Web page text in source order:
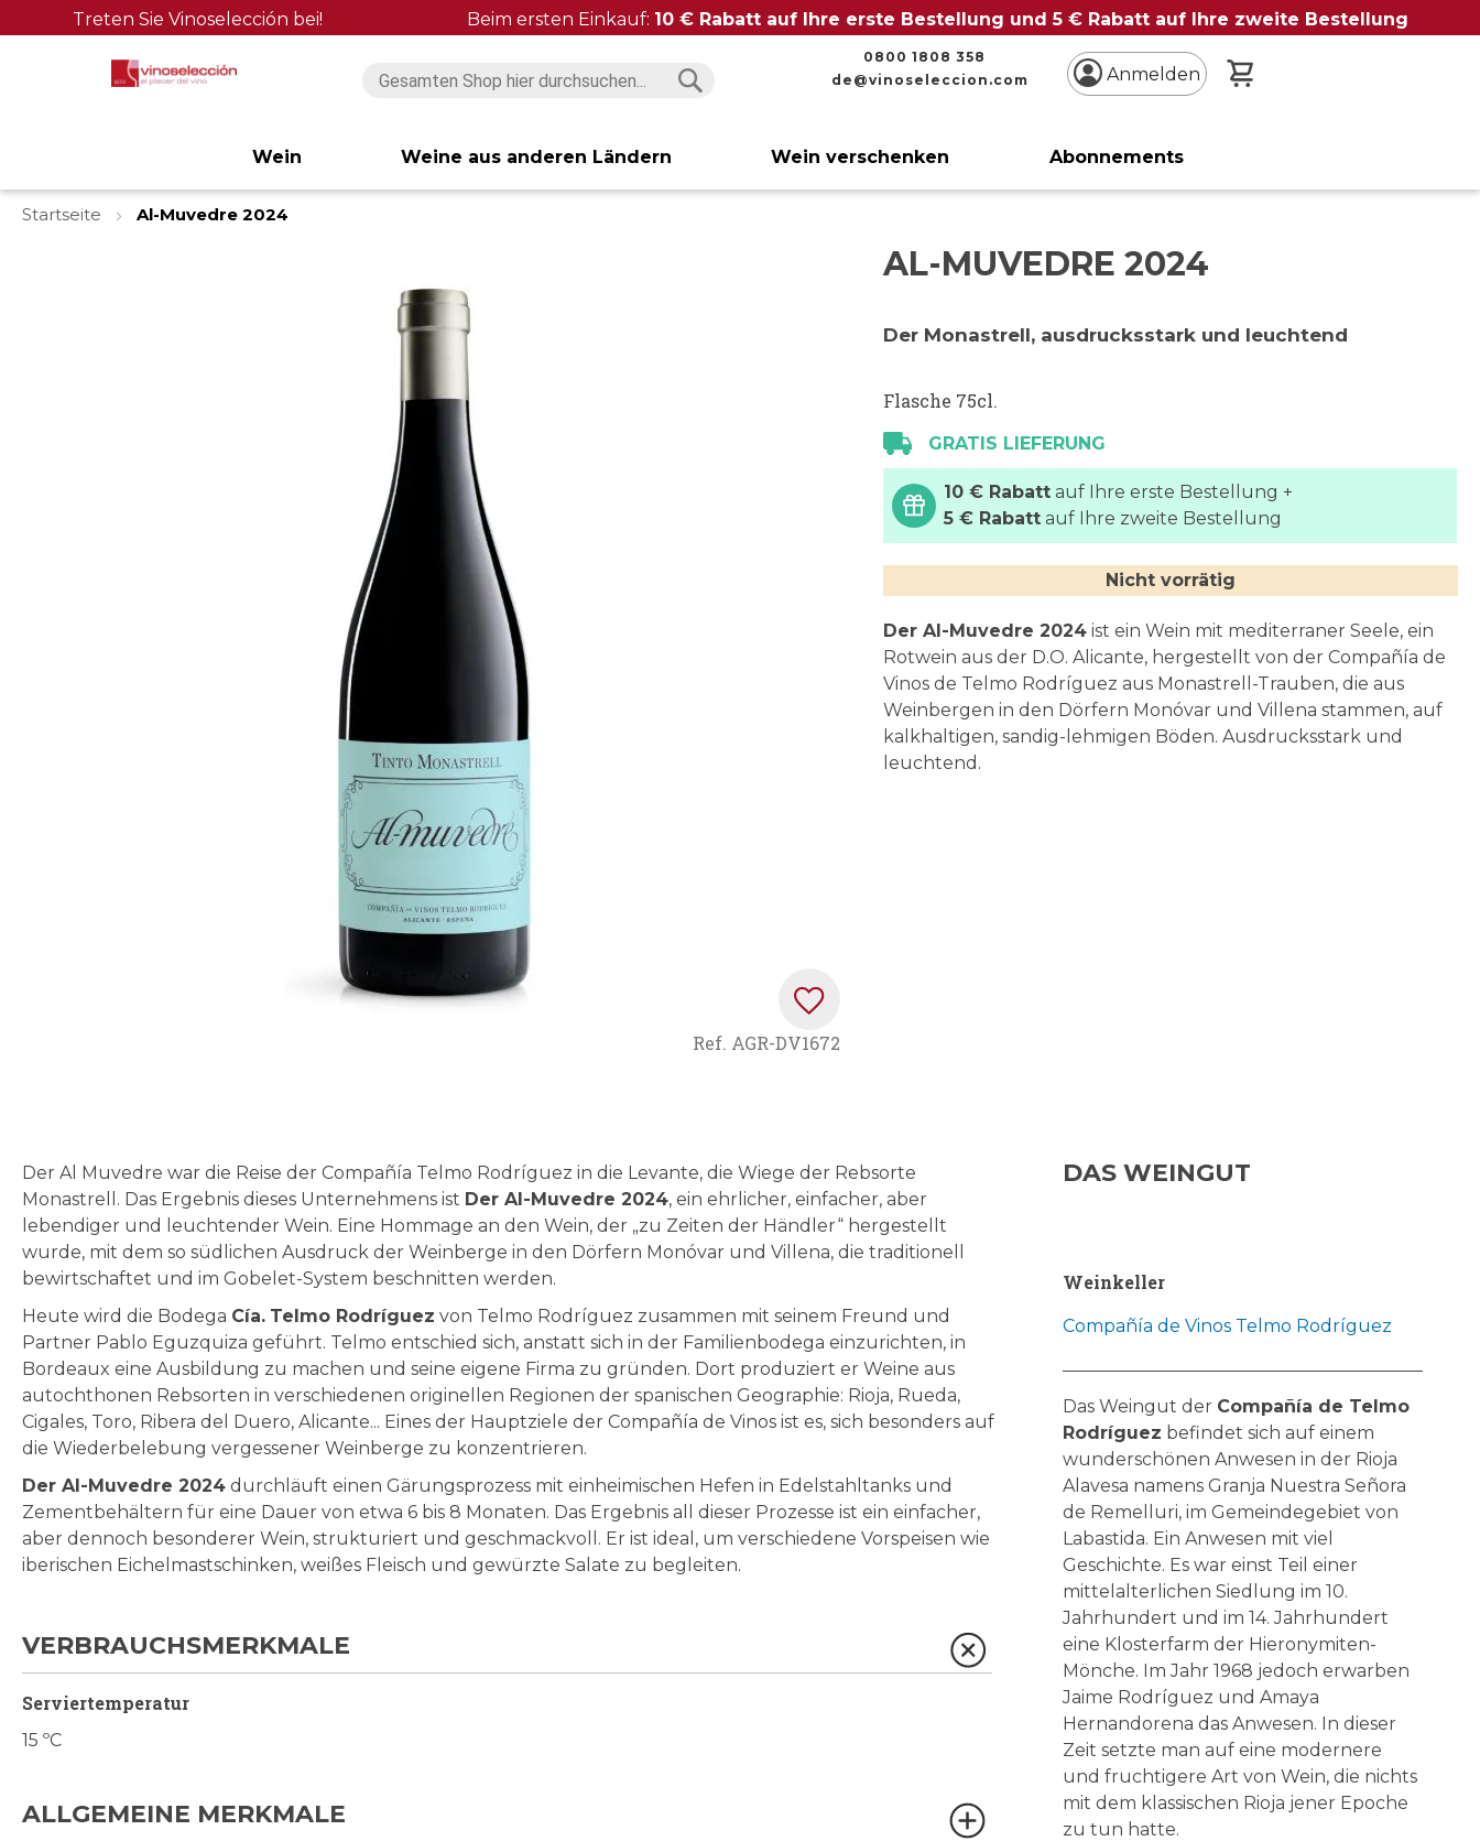
Treten Sie Vinoselección bei! Beim ersten Einkauf: 10 € Rabatt auf Ihre erste Bestellung und 5 € Rabatt auf Ihre zweite Bestellung
0800 1808 358
de@vinoseleccion.com
Anmelden
Wein Weine aus anderen Ländern Wein verschenken Abonnements
Startseite
Al-Muvedre 2024
springen
Ref. AGR-DV1672
AL-MUVEDRE 2024
Der Monastrell, ausdrucksstark und leuchtend
Flasche 75cl.
GRATIS LIEFERUNG
10 € Rabatt auf Ihre erste Bestellung +
5 € Rabatt auf Ihre zweite Bestellung
Nicht vorrätig
Der Al-Muvedre 2024 ist ein Wein mit mediterraner Seele, ein
Rotwein aus der D.O. Alicante, hergestellt von der Compañía de
Vinos de Telmo Rodríguez aus Monastrell-Trauben, die aus
Weinbergen in den Dörfern Monóvar und Villena stammen, auf
kalkhaltigen, sandig-lehmigen Böden. Ausdrucksstark und
leuchtend.
Der Al Muvedre war die Reise der Compañía Telmo Rodríguez in die Levante, die Wiege der Rebsorte
Monastrell. Das Ergebnis dieses Unternehmens ist Der Al-Muvedre 2024, ein ehrlicher, einfacher, aber
lebendiger und leuchtender Wein. Eine Hommage an den Wein, der „zu Zeiten der Händler“ hergestellt
wurde, mit dem so südlichen Ausdruck der Weinberge in den Dörfern Monóvar und Villena, die traditionell
bewirtschaftet und im Gobelet-System beschnitten werden.
Heute wird die Bodega Cía. Telmo Rodríguez von Telmo Rodríguez zusammen mit seinem Freund und
Partner Pablo Eguzquiza geführt. Telmo entschied sich, anstatt sich in der Familienbodega einzurichten, in
Bordeaux eine Ausbildung zu machen und seine eigene Firma zu gründen. Dort produziert er Weine aus
autochthonen Rebsorten in verschiedenen originellen Regionen der spanischen Geographie: Rioja, Rueda,
Cigales, Toro, Ribera del Duero, Alicante... Eines der Hauptziele der Compañía de Vinos ist es, sich besonders auf
die Wiederbelebung vergessener Weinberge zu konzentrieren.
Der Al-Muvedre 2024 durchläuft einen Gärungsprozess mit einheimischen Hefen in Edelstahltanks und
Zementbehältern für eine Dauer von etwa 6 bis 8 Monaten. Das Ergebnis all dieser Prozesse ist ein einfacher,
aber dennoch besonderer Wein, strukturiert und geschmackvoll. Er ist ideal, um verschiedene Vorspeisen wie
iberischen Eichelmastschinken, weißes Fleisch und gewürzte Salate zu begleiten.
VERBRAUCHSMERKMALE
Serviertemperatur
15 ºC
ALLGEMEINE MERKMALE
DAS WEINGUT
Weinkeller
Compañía de Vinos Telmo Rodríguez
Das Weingut der Compañía de Telmo
Rodríguez befindet sich auf einem
wunderschönen Anwesen in der Rioja
Alavesa namens Granja Nuestra Señora
de Remelluri, im Gemeindegebiet von
Labastida. Ein Anwesen mit viel
Geschichte. Es war einst Teil einer
mittelalterlichen Siedlung im 10.
Jahrhundert und im 14. Jahrhundert
eine Klosterfarm der Hieronymiten-
Mönche. Im Jahr 1968 jedoch erwarben
Jaime Rodríguez und Amaya
Hernandorena das Anwesen. In dieser
Zeit setzte man auf eine modernere
und fruchtigere Art von Wein, die nichts
mit dem klassischen Rioja jener Epoche
zu tun hatte.